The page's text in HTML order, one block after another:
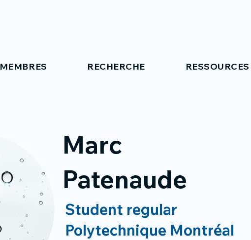
MEMBRES RECHERCHE RESSOURCES
Marc
Patenaude
Student regular
Polytechnique Montréal